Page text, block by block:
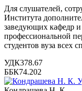
Для слушателей,
Института
заведующих кафедр
профессиональной
студентов вуза всех
УДК378.67
ББК74.202